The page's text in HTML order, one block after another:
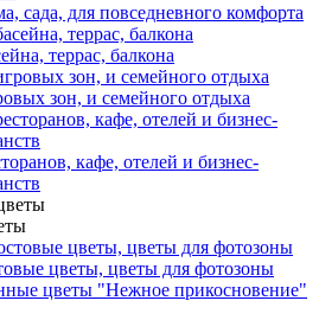
сада, для повседневного комфорта
террас, балкона
зон, и семейного отдыха
кафе, отелей и бизнес-
цветы, цветы для фотозоны